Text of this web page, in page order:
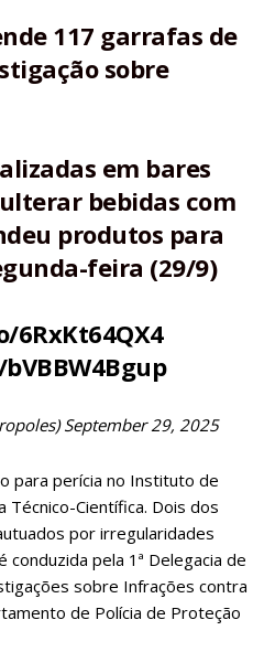
117 garrafas de
sobre
em bares
bebidas com
produtos para
feira (29/9)
6RxKt64QX4
September 29, 2025
para perícia no Instituto de
Técnico-Científica. Dois dos
por irregularidades
conduzida pela 1ª Delegacia de
sobre Infrações contra
de Polícia de Proteção